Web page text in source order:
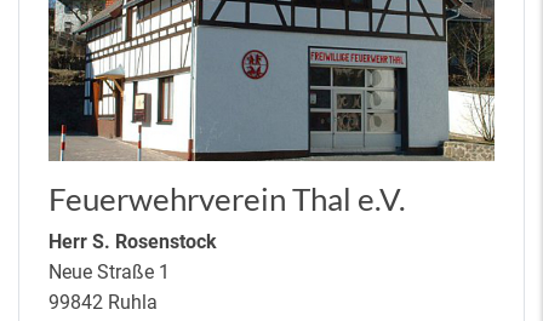
Feuerwehrverein Thal e.V.
Herr S. Rosenstock
Neue Straße 1
99842 Ruhla